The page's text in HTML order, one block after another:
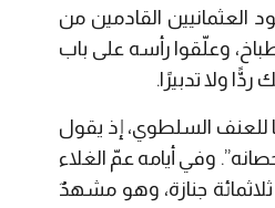
العثمانيين القادمين من
وعلّقوا رأسه على باب
ولا تدبيرًا.
للعنف السلطوي، إذ يقول
وفي أيامه عمّ الغلاء
جنازة، وهو مشهدٌ